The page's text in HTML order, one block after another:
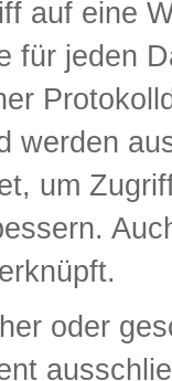
auf eine
für jeden
werden
um
oder